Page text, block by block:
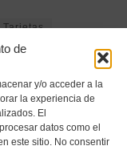
de
y/o acceder a la
la experiencia de
El
datos como el
este sitio. No consentir
Tarjetas
DAR
TUS OBRAS